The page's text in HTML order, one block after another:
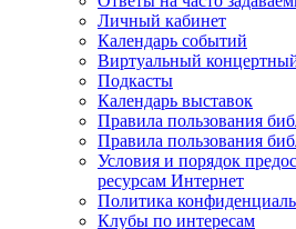
Личный кабинет
Календарь событий
Виртуальный
Подкасты
Календарь выставок
Правила пользования
Правила пользования
Условия и порядок
ресурсам Интернет
Политика
Клубы по интересам